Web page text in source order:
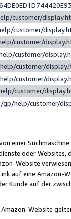
customer/
customer/
customer/
customer/
customer/
customer/
customer/
help/customer/
einer
oder Websites,
Website
auf eine
Kunde auf der
Website